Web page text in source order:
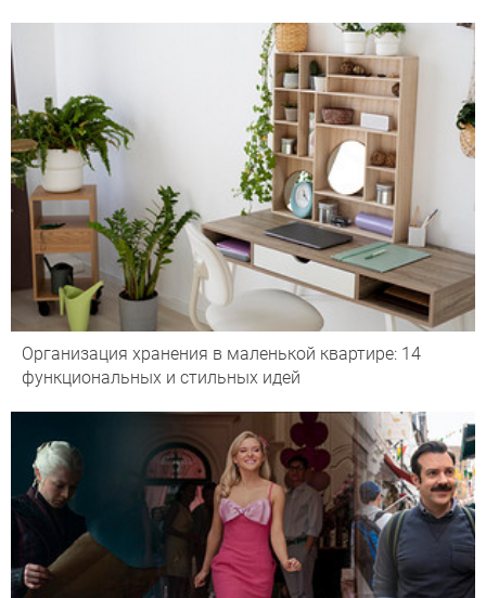
Организация хранения в маленькой квартире: 14
функциональных и стильных идей